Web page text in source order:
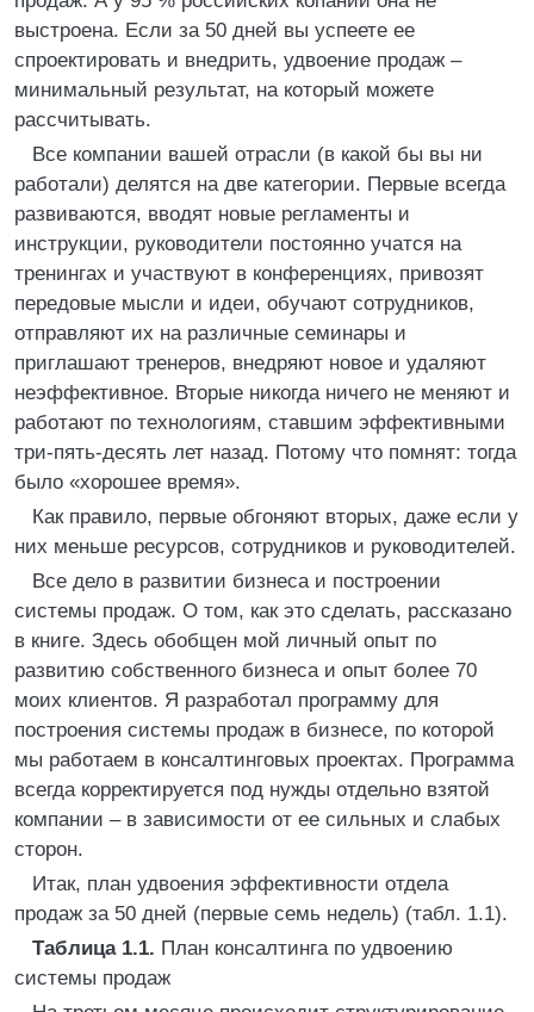
выстроена. Если за 50 дней вы успеете ее
спроектировать и внедрить, удвоение продаж –
минимальный результат, на который можете
рассчитывать.
Все компании вашей отрасли (в какой бы вы ни
работали) делятся на две категории. Первые всегда
развиваются, вводят новые регламенты и
инструкции, руководители постоянно учатся на
тренингах и участвуют в конференциях, привозят
передовые мысли и идеи, обучают сотрудников,
отправляют их на различные семинары и
приглашают тренеров, внедряют новое и удаляют
неэффективное. Вторые никогда ничего не меняют и
работают по технологиям, ставшим эффективными
три-пять-десять лет назад. Потому что помнят: тогда
было «хорошее время».
Как правило, первые обгоняют вторых, даже если у
них меньше ресурсов, сотрудников и руководителей.
Все дело в развитии бизнеса и построении
системы продаж. О том, как это сделать, рассказано
в книге. Здесь обобщен мой личный опыт по
развитию собственного бизнеса и опыт более 70
моих клиентов. Я разработал программу для
построения системы продаж в бизнесе, по которой
мы работаем в консалтинговых проектах. Программа
всегда корректируется под нужды отдельно взятой
компании – в зависимости от ее сильных и слабых
сторон.
Итак, план удвоения эффективности отдела
продаж за 50 дней (первые семь недель) (табл. 1.1).
Таблица 1.1. План консалтинга по удвоению
системы продаж